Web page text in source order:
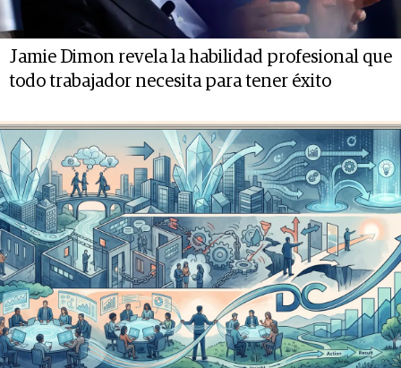
Jamie Dimon revela la habilidad profesional que
todo trabajador necesita para tener éxito